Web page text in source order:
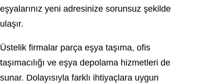
eşyalarınız yeni adresinize sorunsuz şekilde
ulaşır.
Üstelik firmalar parça eşya taşıma, ofis
taşımacılığı ve eşya depolama hizmetleri de
sunar. Dolayısıyla farklı ihtiyaçlara uygun